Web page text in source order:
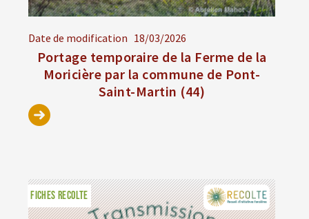
Date de modification 18/03/2026
Portage temporaire de la Ferme de la
Moricière par la commune de Pont-
Saint-Martin (44)
FICHES RECOLTE